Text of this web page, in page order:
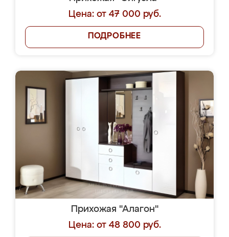
Цена: от 47 000 руб.
ПОДРОБНЕЕ
Прихожая "Алагон"
Цена: от 48 800 руб.